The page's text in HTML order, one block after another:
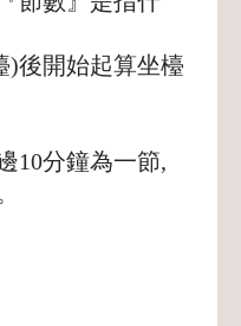
)後開始起算坐檯
10分鐘為一節,